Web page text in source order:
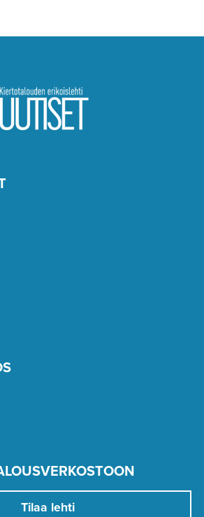
Tilaa lehti